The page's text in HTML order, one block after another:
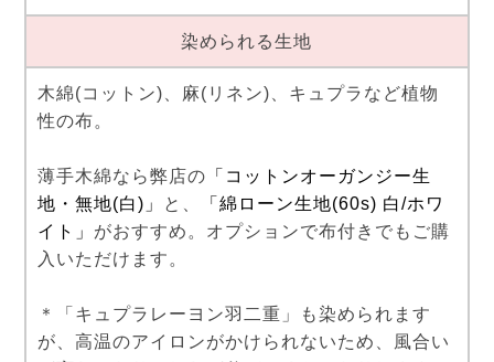
染められる生地
木綿(コットン)、麻(リネン)、キュプラなど植物
性の布。
薄手木綿なら弊店の 「コットンオーガンジー生
地・無地(白)」
と、
「綿ローン生地(60s) 白/ホワ
イト」 がおすすめ。オプションで布付きでもご購
入いただけます。
＊「キュプラレーヨン羽二重」も染められます
が、高温のアイロンがかけられないため、風合い